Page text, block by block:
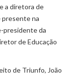
a diretora de
na
presidente da
de Educação
de Triunfo, João